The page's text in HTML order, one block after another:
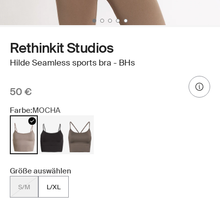
Rethinkit Studios
Hilde Seamless sports bra - BHs
50 €
Farbe:MOCHA
Größe auswählen
S/M L/XL